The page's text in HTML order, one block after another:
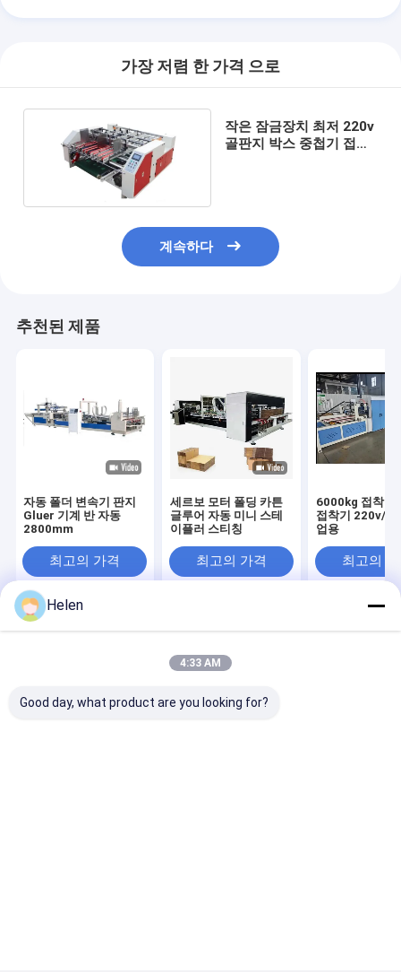
가장 저렴 한 가격 으로
작은 잠금장치 최저 220v
골판지 박스 중첩기 접착
계속하다
추천된 제품
자동 폴더 변속기 판지
Gluer 기계 반 자동
2800mm
최고의 가격
세르보 모터 폴딩 카튼
글루어 자동 미니 스테
이플러 스티칭
최고의 가격
6000kg 접착 카
접착기 220v/
업용
최고의
홈 사이트맵 연락처
Desktop Site
Reserved.
Helen
4:33 AM
Good day, what product are you looking for?